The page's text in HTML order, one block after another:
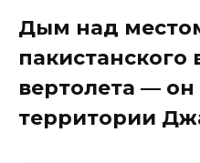
Дым над
пакистанского
вертолета — он
территории